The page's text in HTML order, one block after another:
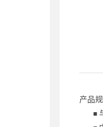
产品
■